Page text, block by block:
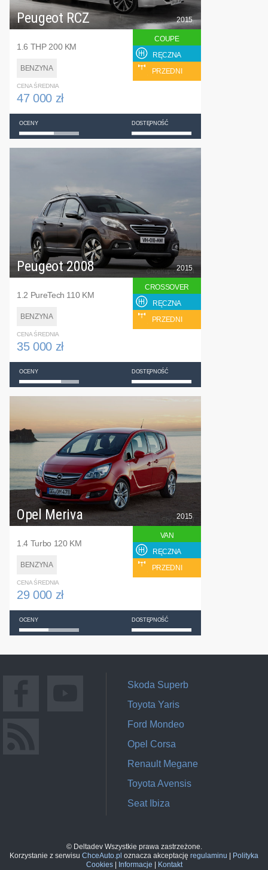
Peugeot RCZ
1.6 THP 200 KM
BENZYNA
2015
COUPE
RĘCZNA
PRZEDNI
CENA ŚREDNIA
47 000 zł
OCENY DOSTĘPNOŚĆ
Peugeot 2008
1.2 PureTech 110 KM
BENZYNA
2015
CROSSOVER
RĘCZNA
PRZEDNI
CENA ŚREDNIA
35 000 zł
OCENY DOSTĘPNOŚĆ
Opel Meriva
1.4 Turbo 120 KM
BENZYNA
2015
VAN
RĘCZNA
PRZEDNI
CENA ŚREDNIA
29 000 zł
OCENY DOSTĘPNOŚĆ
Skoda Superb
Toyota Yaris
Ford Mondeo
Opel Corsa
Renault Megane
Toyota Avensis
Seat Ibiza
© Deltadev Wszystkie prawa zastrzeżone.
Korzystanie z serwisu ChceAuto.pl oznacza akceptację regulaminu
Polityka
Cookies| Informacje Kontakt